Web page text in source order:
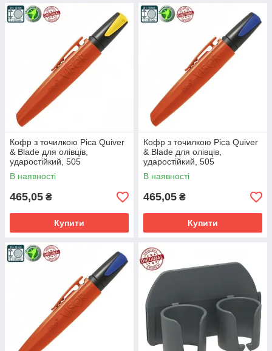
Кофр з точилкою Pica Quiver
& Blade для олівців,
ударостійкий, 505
В наявності
465,05 ₴
Купити
Кофр з точилкою Pica Quiver
& Blade для олівців,
ударостійкий, 505
В наявності
465,05 ₴
Купити